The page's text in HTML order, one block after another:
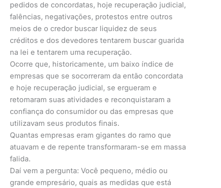
pedidos de concordatas, hoje recuperação judicial,
falências, negativações, protestos entre outros
meios de o credor buscar liquidez de seus
créditos e dos devedores tentarem buscar guarida
na lei e tentarem uma recuperação.
Ocorre que, historicamente, um baixo índice de
empresas que se socorreram da então concordata
e hoje recuperação judicial, se ergueram e
retomaram suas atividades e reconquistaram a
confiança do consumidor ou das empresas que
utilizavam seus produtos finais.
Quantas empresas eram gigantes do ramo que
atuavam e de repente transformaram-se em massa
falida.
Daí vem a pergunta: Você pequeno, médio ou
grande empresário, quais as medidas que está